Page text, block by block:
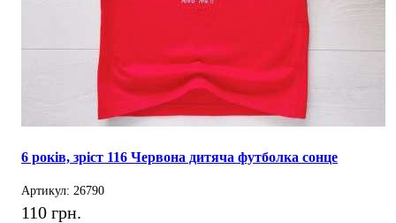
6 років, зріст 116 Червона дитяча футболка сонце
Артикул: 26790
110 грн.